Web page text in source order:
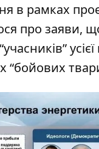
в рамках
про заяви,
“бойових